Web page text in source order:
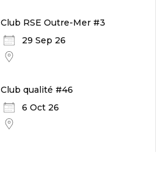
Club RSE Outre-Mer #3
29 Sep 26
Club qualité #46
6 Oct 26